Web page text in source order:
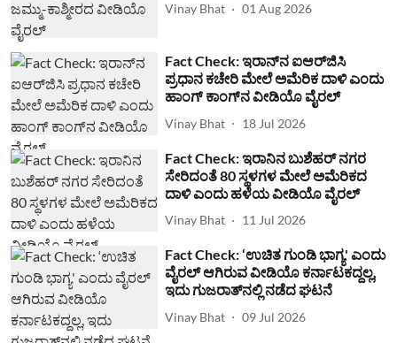
Vinay Bhat 01 Aug 2026
Fact Check: ಇರಾನ್‌ನ ಐಆರ್‌ಜಿಸಿ
ಪ್ರಧಾನ ಕಚೇರಿ ಮೇಲೆ ಅಮೆರಿಕ ದಾಳಿ ಎಂದು
ಹಾಂಗ್ ಕಾಂಗ್​ನ ವೀಡಿಯೊ ವೈರಲ್
Vinay Bhat 18 Jul 2026
Fact Check: ಇರಾನಿನ ಬುಶೆಹರ್ ನಗರ
ಸೇರಿದಂತೆ 80 ಸ್ಥಳಗಳ ಮೇಲೆ ಅಮೆರಿಕದ
ದಾಳಿ ಎಂದು ಹಳೆಯ ವೀಡಿಯೊ ವೈರಲ್
Vinay Bhat 11 Jul 2026
Fact Check: ‘ಉಚಿತ ಗುಂಡಿ ಭಾಗ್ಯ' ಎಂದು
ವೈರಲ್ ಆಗಿರುವ ವೀಡಿಯೊ ಕರ್ನಾಟಕದ್ದಲ್ಲ,
ಇದು ಗುಜರಾತ್‌ನಲ್ಲಿ ನಡೆದ ಘಟನೆ
Vinay Bhat 09 Jul 2026